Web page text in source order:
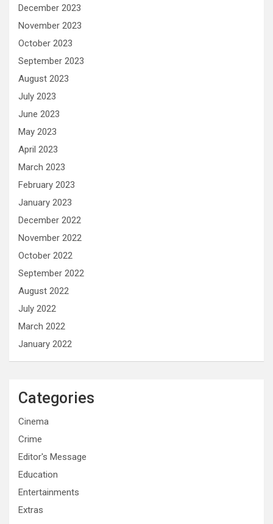
December 2023
November 2023
October 2023
September 2023
August 2023
July 2023
June 2023
May 2023
April 2023
March 2023
February 2023
January 2023
December 2022
November 2022
October 2022
September 2022
August 2022
July 2022
March 2022
January 2022
Categories
Cinema
Crime
Editor's Message
Education
Entertainments
Extras